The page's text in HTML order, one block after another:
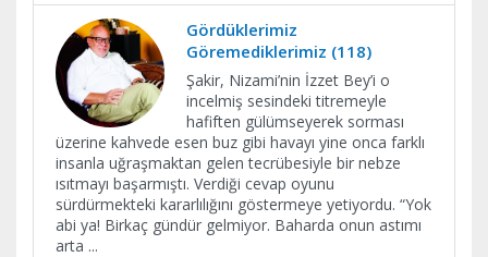
Gördüklerimiz
Göremediklerimiz (118)
Şakir, Nizami’nin İzzet Bey’i o
incelmiş sesindeki titremeyle
hafiften gülümseyerek sorması
üzerine kahvede esen buz gibi havayı yine onca farklı
insanla uğraşmaktan gelen tecrübesiyle bir nebze
ısıtmayı başarmıştı. Verdiği cevap oyunu
sürdürmekteki kararlılığını göstermeye yetiyordu. “Yok
abi ya! Birkaç gündür gelmiyor. Baharda onun astımı
arta ...